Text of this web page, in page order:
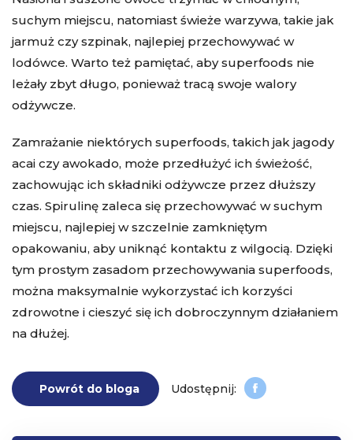
suchym miejscu, natomiast świeże warzywa, takie jak
jarmuż czy szpinak, najlepiej przechowywać w
lodówce. Warto też pamiętać, aby superfoods nie
leżały zbyt długo, ponieważ tracą swoje walory
odżywcze.
Zamrażanie niektórych superfoods, takich jak jagody
acai czy awokado, może przedłużyć ich świeżość,
zachowując ich składniki odżywcze przez dłuższy
czas. Spirulinę zaleca się przechowywać w suchym
miejscu, najlepiej w szczelnie zamkniętym
opakowaniu, aby uniknąć kontaktu z wilgocią. Dzięki
tym prostym zasadom przechowywania superfoods,
można maksymalnie wykorzystać ich korzyści
zdrowotne i cieszyć się ich dobroczynnym działaniem
na dłużej.
Powrót do bloga